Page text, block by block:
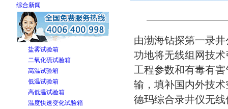
综合新闻
盐雾试验箱
二氧化硫试验箱
高温试验箱
低温试验箱
高低温试验箱
温度快速变化试验箱
由渤海钻探第一录
功地将无线组网技
工程参数和有毒有
输，填补国内外技
德玛综合录井仪无